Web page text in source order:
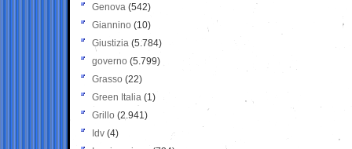
Genova (542)
Giannino (10)
Giustizia (5.784)
governo (5.799)
Grasso (22)
Green Italia (1)
Grillo (2.941)
Idv (4)